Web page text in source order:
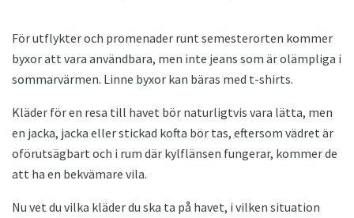
För utflykter och promenader runt semesterorten kommer
byxor att vara användbara, men inte jeans som är olämpliga i
sommarvärmen. Linne byxor kan bäras med t-shirts.
Kläder för en resa till havet bör naturligtvis vara lätta, men
en jacka, jacka eller stickad kofta bör tas, eftersom vädret är
oförutsägbart och i rum där kylflänsen fungerar, kommer de
att ha en bekvämare vila.
Nu vet du vilka kläder du ska ta på havet, i vilken situation